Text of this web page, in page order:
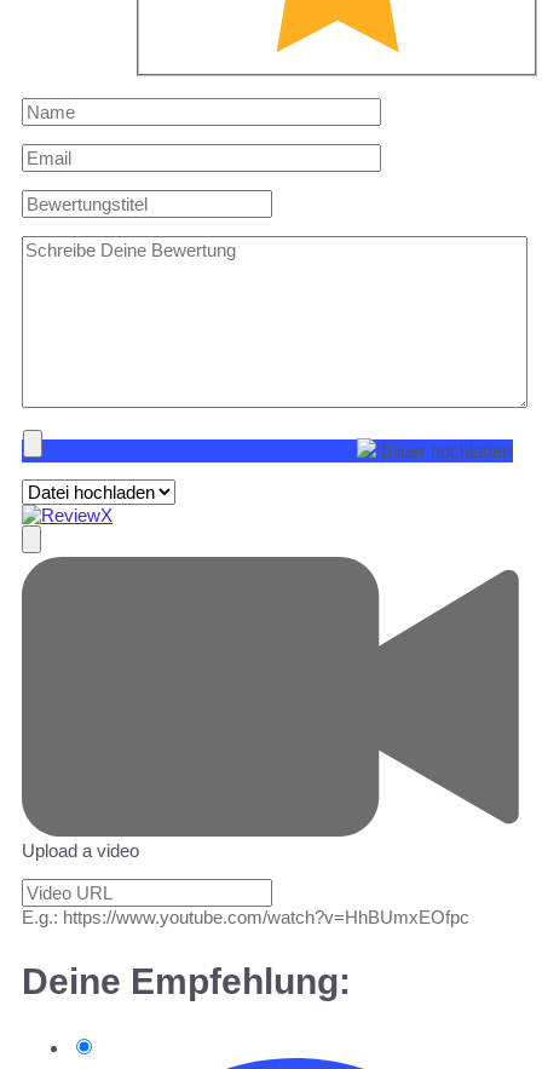
Bilder hochladen
Upload a video
E.g.: https://www.youtube.com/watch?v=HhBUmxEOfpc
Deine Empfehlung: